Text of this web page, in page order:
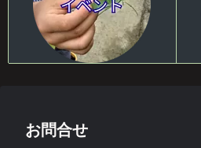
お問合せ